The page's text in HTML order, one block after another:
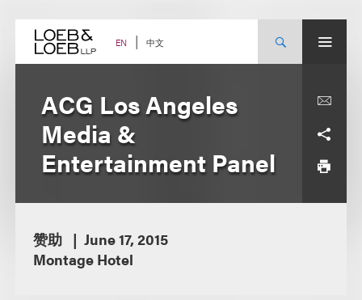
content EN 中文
ACG Los Angeles
Media &
Entertainment Panel
赞助
June 17, 2015
Montage Hotel